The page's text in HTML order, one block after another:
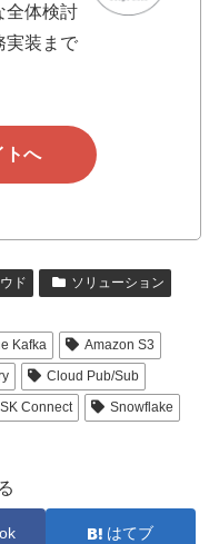
全体検討
実装まで
トへ
ド
ソリューション
Kafka
Amazon S3
Cloud Pub/Sub
Connect
Snowflake
はてブ